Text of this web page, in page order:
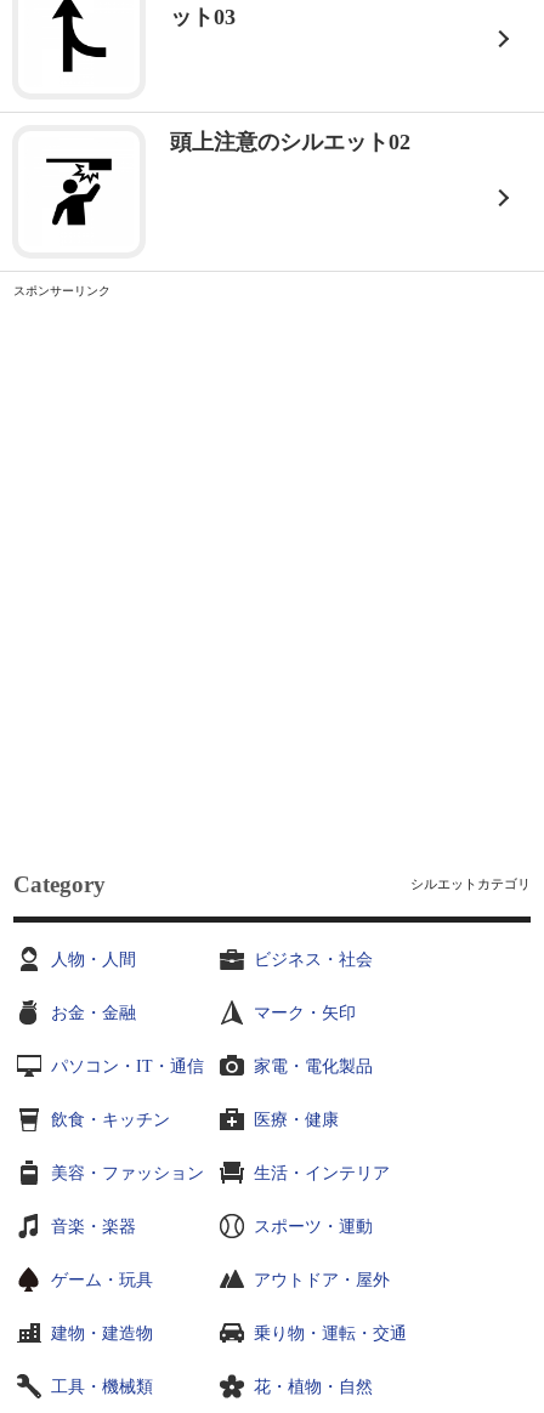
ット03
頭上注意のシルエット02
スポンサーリンク
Category シルエットカテゴリ
人物・人間 ビジネス・社会
お金・金融 マーク・矢印
パソコン・IT・通信 家電・電化製品
飲食・キッチン 医療・健康
美容・ファッション 生活・インテリア
音楽・楽器 スポーツ・運動
ゲーム・玩具 アウトドア・屋外
建物・建造物 乗り物・運転・交通
工具・機械類 花・植物・自然